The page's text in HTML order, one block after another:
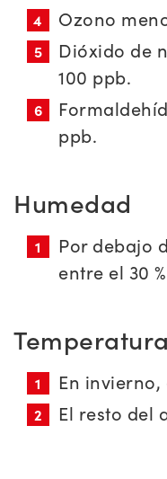
Ozono
Dióxido de
100 ppb.
ppb.
Humedad
Por debajo
entre el 30
Temperatura
En invierno,
El resto del